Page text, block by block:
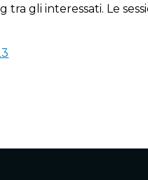
gli interessati. Le